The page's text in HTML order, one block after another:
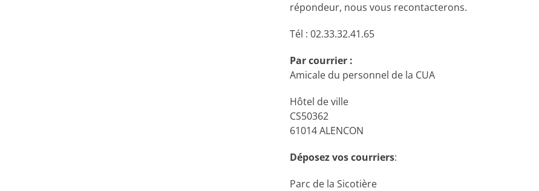
répondeur, nous vous recontacterons.
Tél : 02.33.32.41.65
Par courrier :
Amicale du personnel de la CUA
Hôtel de ville
CS50362
61014 ALENCON
Déposez vos courriers:
Parc de la Sicotière